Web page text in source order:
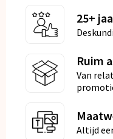
25+
Ruim
Van
Altijd